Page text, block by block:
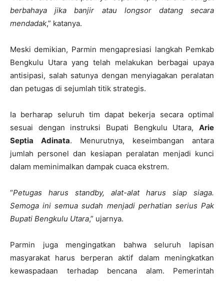
berbahaya jika banjir atau longsor datang secara
mendadak,” katanya.
Meski demikian, Parmin mengapresiasi langkah Pemkab
Bengkulu Utara yang telah melakukan berbagai upaya
antisipasi, salah satunya dengan menyiagakan peralatan
dan petugas di sejumlah titik strategis.
Ia berharap seluruh tim dapat bekerja secara optimal
sesuai dengan instruksi Bupati Bengkulu Utara, Arie
Septia Adinata. Menurutnya, keseimbangan antara
jumlah personel dan kesiapan peralatan menjadi kunci
dalam meminimalkan dampak cuaca ekstrem.
“Petugas harus standby, alat-alat harus siap siaga.
Semoga ini semua sudah menjadi perhatian serius Pak
Bupati Bengkulu Utara,” ujarnya.
Parmin juga mengingatkan bahwa seluruh lapisan
masyarakat harus berperan aktif dalam meningkatkan
kewaspadaan terhadap bencana alam. Pemerintah